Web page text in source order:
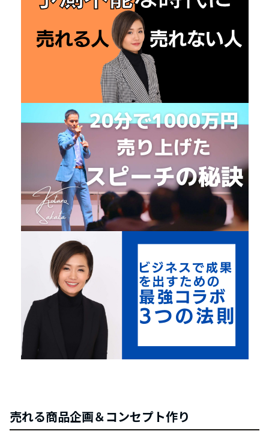
売れる商品企画＆コンセプト作り